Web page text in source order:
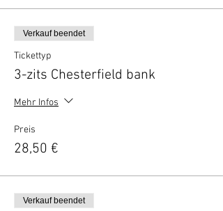
Verkauf beendet
Tickettyp
3-zits Chesterfield bank
Mehr Infos
Preis
28,50 €
Verkauf beendet